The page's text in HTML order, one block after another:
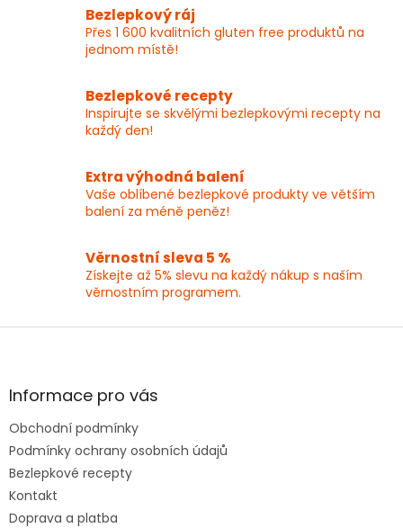
Bezlepkový ráj
Přes 1 600 kvalitních gluten free produktů na
jednom místě!
Bezlepkové recepty
Inspirujte se skvělými bezlepkovými recepty na
každý den!
Extra výhodná balení
Vaše oblíbené bezlepkové produkty ve větším
balení za méně peněz!
Věrnostní sleva 5 %
Získejte až 5% slevu na každý nákup s naším
věrnostním programem.
Z
aInformace pro vás
Obchodní podmínky
Podmínky ochrany osobních údajů
Bezlepkové recepty
Kontakt
Doprava a platba